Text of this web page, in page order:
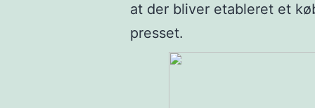
at der bliver etableret et
presset.